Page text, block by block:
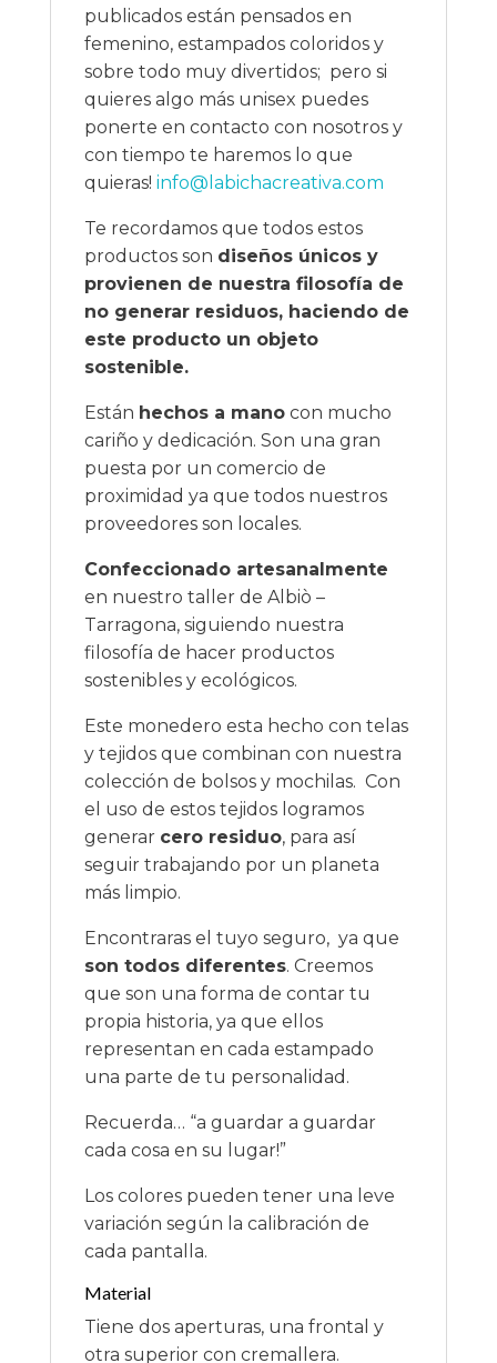
publicados están pensados en
femenino, estampados coloridos y
sobre todo muy divertidos; pero si
quieres algo más unisex puedes
ponerte en contacto con nosotros y
con tiempo te haremos lo que
quieras! info@labichacreativa.com
Te recordamos que todos estos
productos son diseños únicos y
provienen de nuestra filosofía de
no generar residuos, haciendo de
este producto un objeto
sostenible.
Están hechos a manocon mucho
cariño y dedicación. Son una gran
puesta por un comercio de
proximidad ya que todos nuestros
proveedores son locales.
Confeccionado artesanalmente
en nuestro taller de Albiò –
Tarragona, siguiendo nuestra
filosofía de hacer productos
sostenibles y ecológicos.
Este monedero esta hecho con telas
y tejidos que combinan con nuestra
colección de bolsos y mochilas. Con
el uso de estos tejidos logramos
generar cero residuo, para así
seguir trabajando por un planeta
más limpio.
Encontraras el tuyo seguro, ya que
son todos diferentes. Creemos
que son una forma de contar tu
propia historia, ya que ellos
representan en cada estampado
una parte de tu personalidad.
Recuerda… “a guardar a guardar
cada cosa en su lugar!”
Los colores pueden tener una leve
variación según la calibración de
cada pantalla.
Material
Tiene dos aperturas, una frontal y
otra superior con cremallera.